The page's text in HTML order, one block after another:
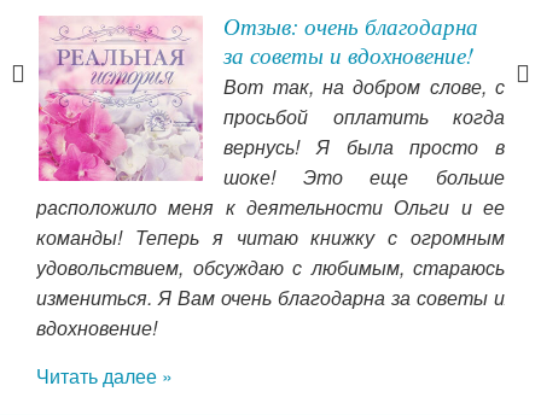
Отзыв: очень благодарна
за советы и вдохновение!
Вот так, на добром слове, с
просьбой оплатить когда
вернусь! Я была просто в
шоке! Это еще больше
расположило меня к деятельности Ольги и ее
команды! Теперь я читаю книжку с огромным
удовольствием, обсуждаю с любимым, стараюсь
измениться. Я Вам очень благодарна за советы и
вдохновение!
Читать далее »